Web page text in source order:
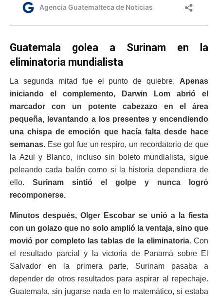
Guatemala golea a Surinam en la
eliminatoria mundialista
La segunda mitad fue el punto de quiebre. Apenas
iniciando el complemento, Darwin Lom abrió el
marcador con un potente cabezazo en el área
pequeña, levantando a los presentes y encendiendo
una chispa de emoción que hacía falta desde hace
semanas. Ese gol fue un respiro, un recordatorio de que
la Azul y Blanco, incluso sin boleto mundialista, sigue
peleando cada balón como si la historia dependiera de
ello. Surinam sintió el golpe y nunca logró
recomponerse.
Minutos después, Olger Escobar se unió a la fiesta
con un golazo que no solo amplió la ventaja, sino que
movió por completo las tablas de la eliminatoria.Con
el resultado parcial y la victoria de Panamá sobre El
Salvador en la primera parte, Surinam pasaba a
depender de otros resultados para aspirar al repechaje.
Guatemala, sin jugarse nada en lo matemático, sí estaba